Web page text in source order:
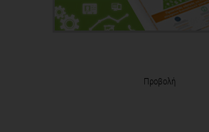
Προβολή